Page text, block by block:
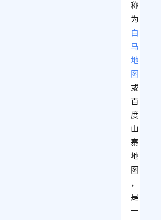
称
为
白
马
地
图
或
百
度
山
寨
地
图
，
是
一